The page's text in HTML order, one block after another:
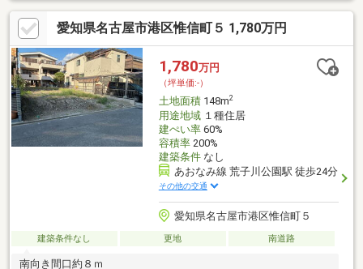
川公園』駅 徒歩18分・市営バス『惟信町』バス停 徒歩4分
┃▼周辺環境・立地環境
┗━━━━━━━━━━━━━━━━━━━・高木小学校 約
141m 徒歩2分・宝神中学校 約1400m 徒歩18分・ぜんしん保
育園 約715m 徒歩9分・善進北公園 約693m 徒歩9分・ヤマ
ナカ みなと当知店 約973m 徒歩13分・アピタ 港店 約
1100m 徒歩14分
愛知県名古屋市港区惟信町５ 1,780万円
1,780万円
（坪単価:-）
土地面積148m2
用途地域１種住居
建ぺい率60%
容積率200%
建築条件なし
あおなみ線 荒子川公園駅 徒歩24分
その他の交通
愛知県名古屋市港区惟信町５
建築条件なし 更地 南道路
南向き間口約８ｍ